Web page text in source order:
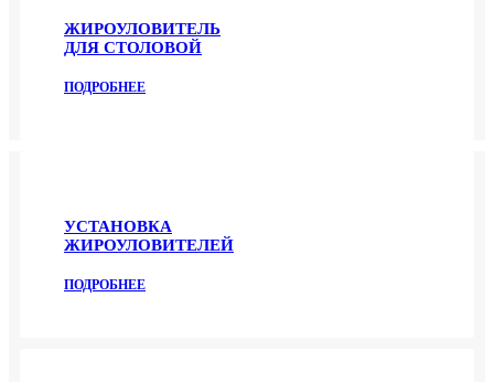
ЖИРОУЛОВИТЕЛЬ
ДЛЯ СТОЛОВОЙ
ПОДРОБНЕЕ
УСТАНОВКА
ЖИРОУЛОВИТЕЛЕЙ
ПОДРОБНЕЕ